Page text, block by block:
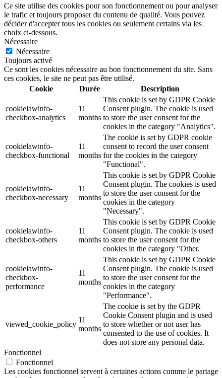
Ce site utilise des cookies pour son fonctionnement ou pour analyser
le trafic et toujours proposer du contenu de qualité. Vous pouvez
décider d'accepter tous les cookies ou seulement certains via les
choix ci-dessous.
Nécessaire
Nécessaire
Toujours activé
Ce sont les cookies nécessaire au bon fonctionnement du site. Sans
ces cookies, le site ne peut pas être utilisé.
Cookie
Durée Description
cookielawinfo-
checkbox-analytics
11
months
This cookie is set by GDPR Cookie
Consent plugin. The cookie is used
to store the user consent for the
cookies in the category "Analytics".
cookielawinfo-
checkbox-functional
11
months
The cookie is set by GDPR cookie
consent to record the user consent
for the cookies in the category
"Functional".
cookielawinfo-
checkbox-necessary
11
months
This cookie is set by GDPR Cookie
Consent plugin. The cookies is used
to store the user consent for the
cookies in the category
"Necessary".
cookielawinfo-
checkbox-others
11
months
This cookie is set by GDPR Cookie
Consent plugin. The cookie is used
to store the user consent for the
cookies in the category "Other.
cookielawinfo-
checkbox-
performance
11
months
This cookie is set by GDPR Cookie
Consent plugin. The cookie is used
to store the user consent for the
cookies in the category
"Performance".
viewed_cookie_policy
11
months
The cookie is set by the GDPR
Cookie Consent plugin and is used
to store whether or not user has
consented to the use of cookies. It
does not store any personal data.
Fonctionnel
Fonctionnel
Les cookies fonctionnel servent à certaines actions comme le partage